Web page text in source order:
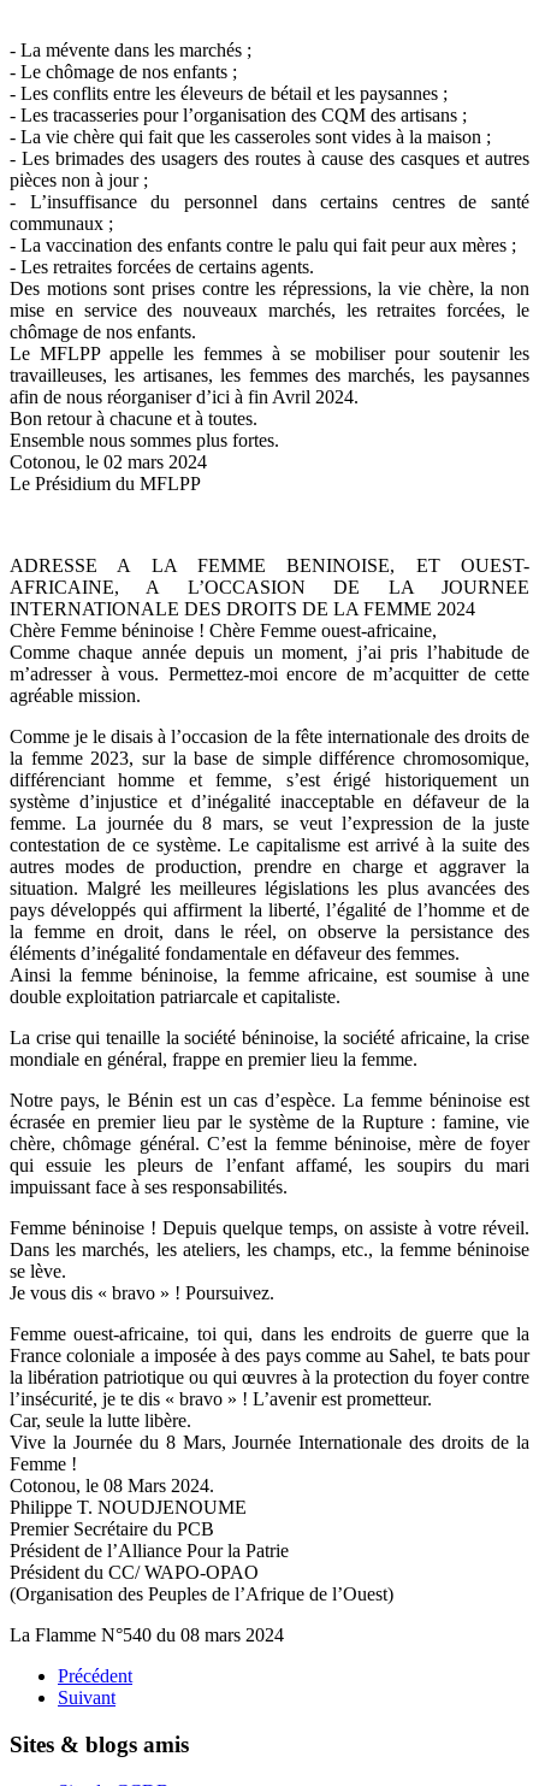
- La mévente dans les marchés ;
- Le chômage de nos enfants ;
- Les conflits entre les éleveurs de bétail et les paysannes ;
- Les tracasseries pour l’organisation des CQM des artisans ;
- La vie chère qui fait que les casseroles sont vides à la maison ;
- Les brimades des usagers des routes à cause des casques et autres
pièces non à jour ;
- L’insuffisance du personnel dans certains centres de santé
communaux ;
- La vaccination des enfants contre le palu qui fait peur aux mères ;
- Les retraites forcées de certains agents.
Des motions sont prises contre les répressions, la vie chère, la non
mise en service des nouveaux marchés, les retraites forcées, le
chômage de nos enfants.
Le MFLPP appelle les femmes à se mobiliser pour soutenir les
travailleuses, les artisanes, les femmes des marchés, les paysannes
afin de nous réorganiser d’ici à fin Avril 2024.
Bon retour à chacune et à toutes.
Ensemble nous sommes plus fortes.
Cotonou, le 02 mars 2024
Le Présidium du MFLPP
ADRESSE A LA FEMME BENINOISE, ET OUEST-
AFRICAINE, A L’OCCASION DE LA JOURNEE
INTERNATIONALE DES DROITS DE LA FEMME 2024
Chère Femme béninoise ! Chère Femme ouest-africaine,
Comme chaque année depuis un moment, j’ai pris l’habitude de
m’adresser à vous. Permettez-moi encore de m’acquitter de cette
agréable mission.
Comme je le disais à l’occasion de la fête internationale des droits de
la femme 2023, sur la base de simple différence chromosomique,
différenciant homme et femme, s’est érigé historiquement un
système d’injustice et d’inégalité inacceptable en défaveur de la
femme. La journée du 8 mars, se veut l’expression de la juste
contestation de ce système. Le capitalisme est arrivé à la suite des
autres modes de production, prendre en charge et aggraver la
situation. Malgré les meilleures législations les plus avancées des
pays développés qui affirment la liberté, l’égalité de l’homme et de
la femme en droit, dans le réel, on observe la persistance des
éléments d’inégalité fondamentale en défaveur des femmes.
Ainsi la femme béninoise, la femme africaine, est soumise à une
double exploitation patriarcale et capitaliste.
La crise qui tenaille la société béninoise, la société africaine, la crise
mondiale en général, frappe en premier lieu la femme.
Notre pays, le Bénin est un cas d’espèce. La femme béninoise est
écrasée en premier lieu par le système de la Rupture : famine, vie
chère, chômage général. C’est la femme béninoise, mère de foyer
qui essuie les pleurs de l’enfant affamé, les soupirs du mari
impuissant face à ses responsabilités.
Femme béninoise ! Depuis quelque temps, on assiste à votre réveil.
Dans les marchés, les ateliers, les champs, etc., la femme béninoise
se lève.
Je vous dis « bravo » ! Poursuivez.
Femme ouest-africaine, toi qui, dans les endroits de guerre que la
France coloniale a imposée à des pays comme au Sahel, te bats pour
la libération patriotique ou qui œuvres à la protection du foyer contre
l’insécurité, je te dis « bravo » ! L’avenir est prometteur.
Car, seule la lutte libère.
Vive la Journée du 8 Mars, Journée Internationale des droits de la
Femme !
Cotonou, le 08 Mars 2024.
Philippe T. NOUDJENOUME
Premier Secrétaire du PCB
Président de l’Alliance Pour la Patrie
Président du CC/ WAPO-OPAO
(Organisation des Peuples de l’Afrique de l’Ouest)
La Flamme N°540 du 08 mars 2024
Précédent
Suivant
Sites & blogs amis